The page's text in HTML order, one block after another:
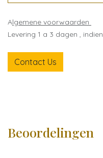
Algemene voorwaarden
Levering 1 a 3 dagen ,
Contact Us
Beoordelingen